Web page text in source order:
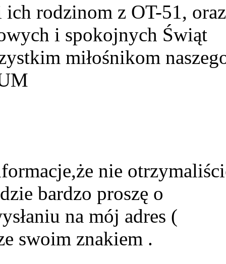
rodzinom z OT-51, oraz
i spokojnych Świąt
miłośnikom
nie
bardzo proszę o
na mój adres (
swoim znakiem .